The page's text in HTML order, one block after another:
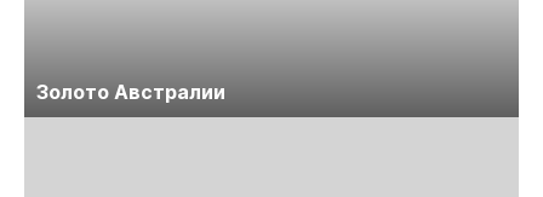
Золото Австралии